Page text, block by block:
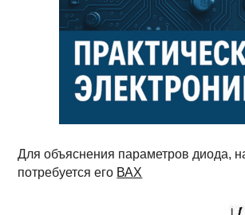
Для объяснения параметров диода,
потребуется его ВАХ